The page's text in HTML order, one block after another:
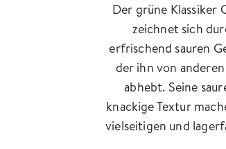
Der grüne Klassiker
zeichnet sich
erfrischend sauren
der ihn von
abhebt. Seine
knackige Textur
vielseitigen und